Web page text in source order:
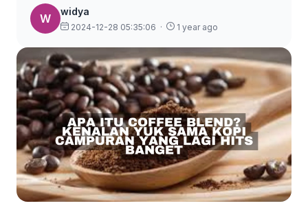
W
widya
2024-12-28 05:35:06 · 1 year ago